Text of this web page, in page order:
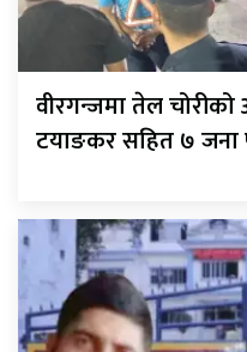
वीरगन्जमा तेल चोरीको
टयाङकर सहित ७ जना